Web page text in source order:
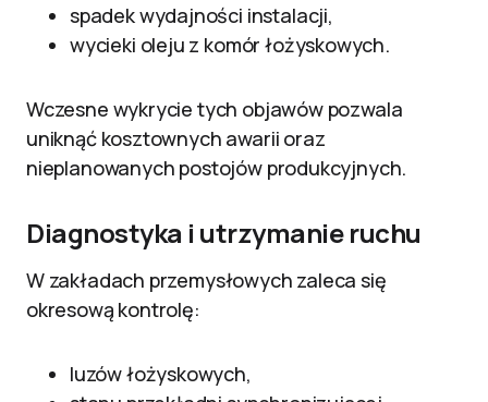
spadek wydajności instalacji,
wycieki oleju z komór łożyskowych.
Wczesne wykrycie tych objawów pozwala
uniknąć kosztownych awarii oraz
nieplanowanych postojów produkcyjnych.
Diagnostyka i utrzymanie ruchu
W zakładach przemysłowych zaleca się
okresową kontrolę:
luzów łożyskowych,